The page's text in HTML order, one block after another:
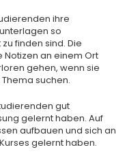
ihre
so
finden sind. Die
Notizen an einem Ort
gehen, wenn sie
suchen.
gut
gelernt haben. Auf
aufbauen und sich an
gelernt haben.